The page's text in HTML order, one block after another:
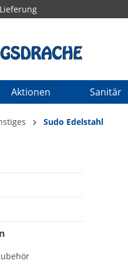
springen
Aktionen Sanitär
Sudo Edelstahl